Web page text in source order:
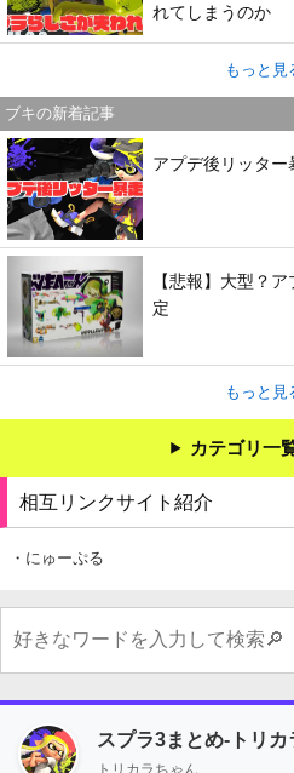
れてしまうのか
もっと見
ブキの新着記事
アプデ後リッター
【悲報】大型？
定
もっと見
カテゴリ一
相互リンクサイト紹介
・にゅーぷる
スプラ3まとめ-トリカ
トリカラちゃん